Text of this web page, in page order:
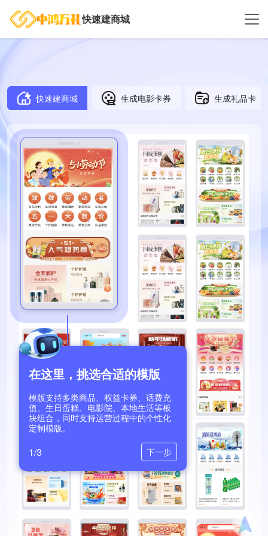
快速建商城
快速建商城 生成电影卡券 生成礼品卡
在这里，挑选合适的模版
模版支持多类商品、权益卡券、话费充
值、生日蛋糕、电影院、本地生活等板
块组合，同时支持运营过程中的个性化
定制模版。
1/3 下一步